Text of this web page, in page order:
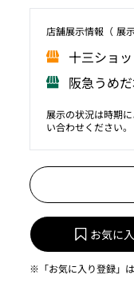
店舗展⽰情報（ 展
⼗三ショ
阪急うめ
展示の状況は時期
い合わせください。
お気に
※「お気に入り登録」